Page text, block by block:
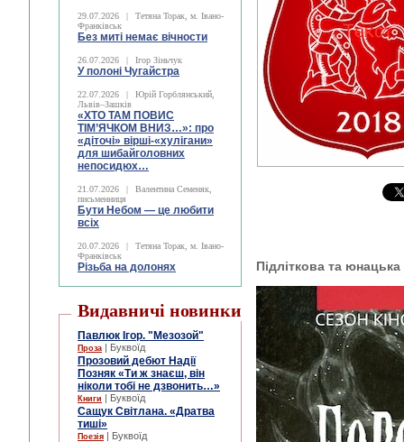
29.07.2026 |
Тетяна Торак, м. Івано-
Франківськ
Без миті немає вічности
26.07.2026 | Ігор Зіньчук
У полоні Чугайстра
22.07.2026 |
Юрій Горблянський,
Львів–Зашків
«ХТО ТАМ ПОВИС
ТІМ’ЯЧКОМ ВНИЗ…»: про
«діточі» вірші-«хулігани»
для шибайголовних
непосидюх…
21.07.2026 |
Валентина Семеняк,
письменниця
Бути Небом ― це любити
всіх
20.07.2026 |
Тетяна Торак, м. Івано-
Франківськ
Різьба на долонях
Видавничі новинки
Павлюк Ігор. "Мезозой"
Проза | Буквоїд
Прозовий дебют Надії
Позняк «Ти ж знаєш, він
ніколи тобі не дзвонить…»
Книги | Буквоїд
Сащук Світлана. «Дратва
тиші»
Поезія | Буквоїд
Підліткова та юнацька